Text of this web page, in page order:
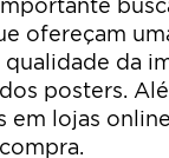
ofereçam
qualidade da
posters.
em lojas